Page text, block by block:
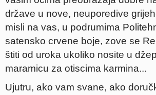
države u nove, neuporedive
misli na vas, u podrumima
satensko crvene boje, zove se
štiti od uroka ukoliko nosite u
maramicu za otiscima karmina...
Ujutru, ako vam svane, ako